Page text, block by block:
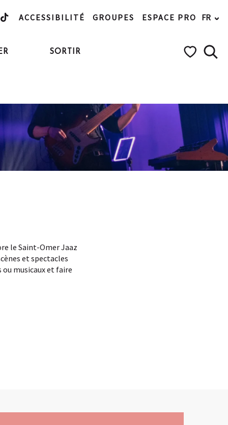
ACCESSIBILITÉ GROUPES ESPACE PRO FR
SORTIR
le Saint-Omer Jaaz
et spectacles
musicaux et faire
favoris